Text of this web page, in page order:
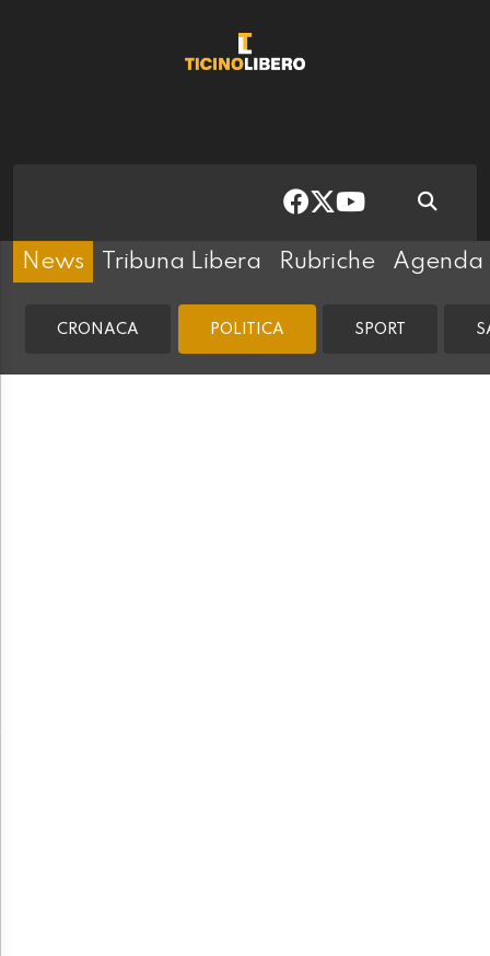
News Tribuna Libera Rubriche Agenda
CRONACA POLITICA SPORT